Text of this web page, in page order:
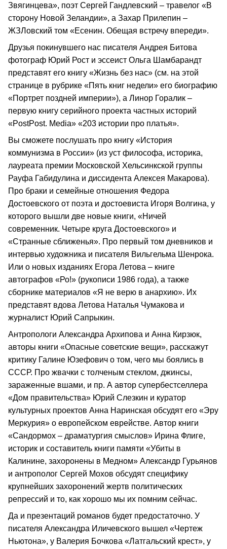
Звягинцева», поэт Сергей Гандлевский – травелог «В
сторону Новой Зеландии», а Захар Прилепин –
ЖЗЛовский том «Есенин. Обещая встречу впереди».
Друзья покинувшего нас писателя Андрея Битова
фотограф Юрий Рост и эссеист Ольга Шамбарандт
представят его книгу «Жизнь без нас» (см. на этой
странице в рубрике «Пять книг недели» его биографию
«Портрет поздней империи»), а Линор Горалик –
первую книгу серийного проекта частных историй
«PostPost. Media» «203 истории про платья».
Вы сможете послушать про книгу «История
коммунизма в России» (из уст философа, историка,
лауреата премии Московской Хельсинкской группы
Рауфа Габидулина и диссидента Алексея Макарова).
Про браки и семейные отношения Федора
Достоевского от поэта и достоевиста Игоря Волгина, у
которого вышли две новые книги, «Ничей
современник. Четыре круга Достоевского» и
«Странные сближенья». Про первый том дневников и
интервью художника и писателя Вильгельма Шенрока.
Или о новых изданиях Егора Летова – книге
автографов «Ро!» (рукописи 1986 года), а также
сборнике материалов «Я не верю в анархию». Их
представят вдова Летова Наталья Чумакова и
журналист Юрий Сапрыкин.
Антропологи Александра Архипова и Анна Кирзюк,
авторы книги «Опасные советские вещи», расскажут
критику Галине Юзефович о том, чего мы боялись в
СССР. Про жвачки с толченым стеклом, джинсы,
зараженные вшами, и пр. А автор супербестселлера
«Дом правительства» Юрий Слезкин и куратор
культурных проектов Анна Наринская обсудят его «Эру
Меркурия» о европейском еврействе. Автор книги
«Сандормох – драматургия смыслов» Ирина Флиге,
историк и составитель книги памяти «Убиты в
Калинине, захоронены в Медном» Александр Гурьянов
и антрополог Сергей Мохов обсудят специфику
крупнейших захоронений жертв политических
репрессий и то, как хорошо мы их помним сейчас.
Да и презентаций романов будет предостаточно. У
писателя Александра Иличевского вышел «Чертеж
Ньютона», у Валерия Бочкова «Латгальский крест», у